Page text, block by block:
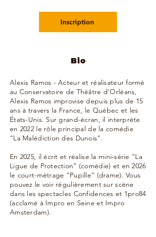
Inscription
Bio
Alexis Ramos - Acteur et réalisateur formé
au Conservatoire de Théâtre d’Orléans,
Alexis Ramos improvise depuis plus de 15
ans à travers la France, le Québec et les
États-Unis. Sur grand-écran, il interprète
en 2022 le rôle principal de la comédie
“La Malédiction des Dunois".
En 2025, il écrit et réalise la mini-série “La
Ligue de Protection” (comédie) et en 2026
le court-métrage “Pupille” (drame). Vous
pouvez le voir régulièrement sur scène
dans les spectacles Confidences et 1pro84
(acclamé à Impro en Seine et Impro
Amsterdam).